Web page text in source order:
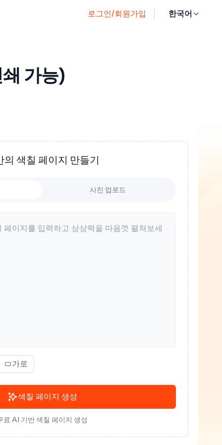
로그인/회원가입 한국어
가능)
의 색칠 페이지 만들기
사진 업로드
가로
색칠 페이지 생성
료 AI 기반 색칠 페이지 생성